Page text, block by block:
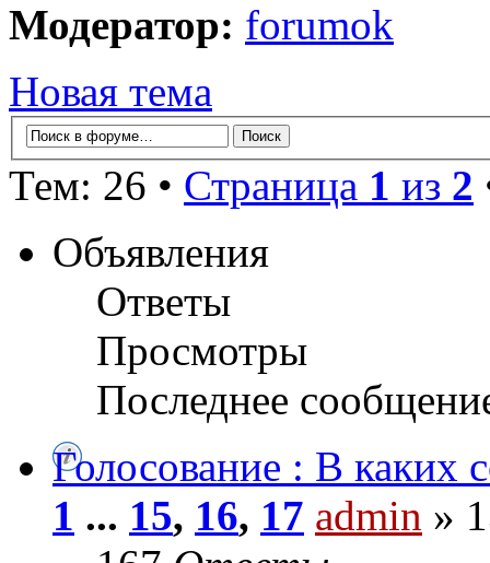
Модератор: forumok
Новая тема
Тем: 26 • Страница 1 из 2
Объявления
Ответы
Просмотры
Последнее
Голосование : В каких
1 ... 15, 16, 17 admin »